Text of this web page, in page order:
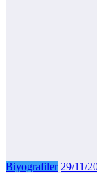
Biyografiler 29/11/